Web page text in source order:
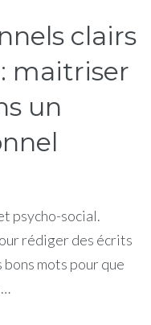
clairs
maitriser
un
psycho-social.
rédiger des écrits
mots pour que